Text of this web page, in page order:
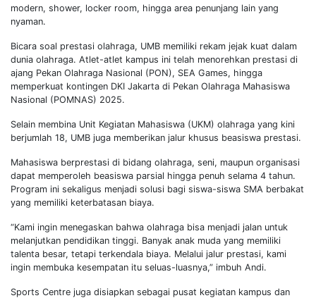
modern, shower, locker room, hingga area penunjang lain yang
nyaman.
Bicara soal prestasi olahraga, UMB memiliki rekam jejak kuat dalam
dunia olahraga. Atlet-atlet kampus ini telah menorehkan prestasi di
ajang Pekan Olahraga Nasional (PON), SEA Games, hingga
memperkuat kontingen DKI Jakarta di Pekan Olahraga Mahasiswa
Nasional (POMNAS) 2025.
Selain membina Unit Kegiatan Mahasiswa (UKM) olahraga yang kini
berjumlah 18, UMB juga memberikan jalur khusus beasiswa prestasi.
Mahasiswa berprestasi di bidang olahraga, seni, maupun organisasi
dapat memperoleh beasiswa parsial hingga penuh selama 4 tahun.
Program ini sekaligus menjadi solusi bagi siswa-siswa SMA berbakat
yang memiliki keterbatasan biaya.
“Kami ingin menegaskan bahwa olahraga bisa menjadi jalan untuk
melanjutkan pendidikan tinggi. Banyak anak muda yang memiliki
talenta besar, tetapi terkendala biaya. Melalui jalur prestasi, kami
ingin membuka kesempatan itu seluas-luasnya,” imbuh Andi.
Sports Centre juga disiapkan sebagai pusat kegiatan kampus dan